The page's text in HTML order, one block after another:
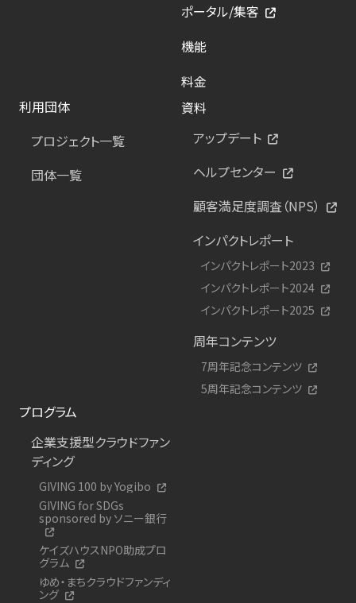
ポータル/集客
機能
料金
利用団体
プロジェクト一覧
団体一覧
資料
アップデート
ヘルプセンター
顧客満足度調査（NPS）
インパクトレポート
インパクトレポート2023
インパクトレポート2024
インパクトレポート2025
周年コンテンツ
7周年記念コンテンツ
5周年記念コンテンツ
プログラム
企業支援型クラウドファン
ディング
GIVING 100 by Yogibo
GIVING for SDGs
sponsored by ソニー銀行
ケイズハウスNPO助成プロ
グラム
ゆめ・まちクラウドファンディ
ング